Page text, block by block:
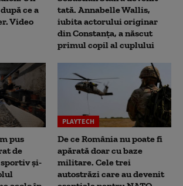
ce a
Video
tată. Annabelle Wallis,
iubita actorului originar
din Constanța, a născut
primul copil al cuplului
pus
de
și-
PLAYTECH
De ce România nu poate fi
apărată doar cu baze
militare. Cele trei
autostrăzi care au devenit